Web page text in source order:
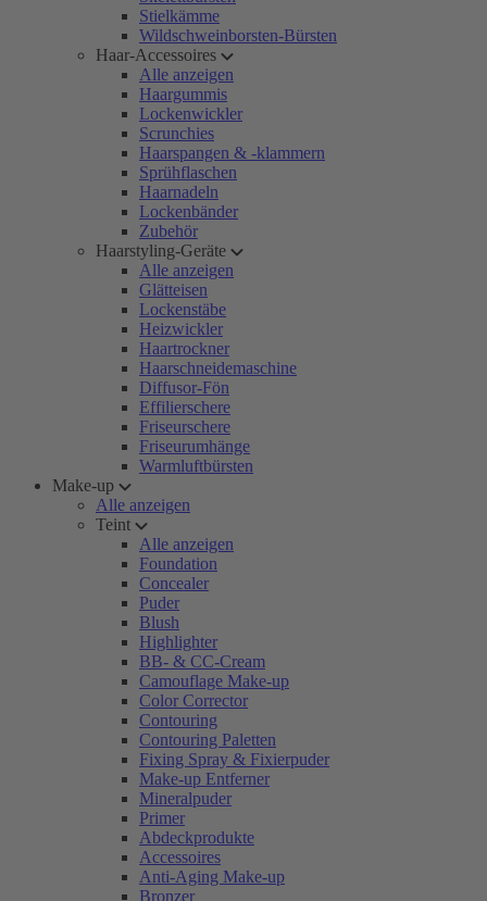
Stielkämme
Wildschweinborsten-Bürsten
Haar-Accessoires
Alle anzeigen
Haargummis
Lockenwickler
Scrunchies
Haarspangen & -klammern
Sprühflaschen
Haarnadeln
Lockenbänder
Zubehör
Haarstyling-Geräte
Alle anzeigen
Glätteisen
Lockenstäbe
Heizwickler
Haartrockner
Haarschneidemaschine
Diffusor-Fön
Effilierschere
Friseurschere
Friseurumhänge
Warmluftbürsten
Make-up
Alle anzeigen
Teint
Alle anzeigen
Foundation
Concealer
Puder
Blush
Highlighter
BB- & CC-Cream
Camouflage Make-up
Color Corrector
Contouring
Contouring Paletten
Fixing Spray & Fixierpuder
Make-up Entferner
Mineralpuder
Primer
Abdeckprodukte
Accessoires
Anti-Aging Make-up
Bronzer